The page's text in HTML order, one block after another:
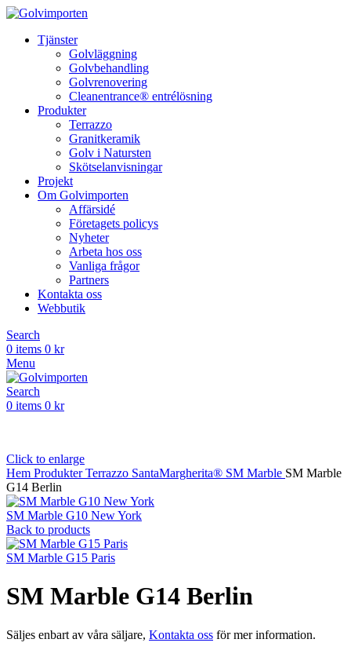
Tjänster
Golvläggning
Golvbehandling
Golvrenovering
Cleanentrance® entrélösning
Produkter
Terrazzo
Granitkeramik
Golv i Natursten
Skötselanvisningar
Projekt
Om Golvimporten
Affärsidé
Företagets policys
Nyheter
Arbeta hos oss
Vanliga frågor
Partners
Kontakta oss
Webbutik
Search
0 items 0 kr
Menu
Search
0 items 0 kr
Click to enlarge
Hem ProdukterTerrazzo SantaMargherita® SM Marble SM Marble
G14 Berlin
SM Marble G10 New York
Back to products
SM Marble G15 Paris
SM Marble G14 Berlin
Säljes enbart av våra säljare, Kontakta oss för mer information.